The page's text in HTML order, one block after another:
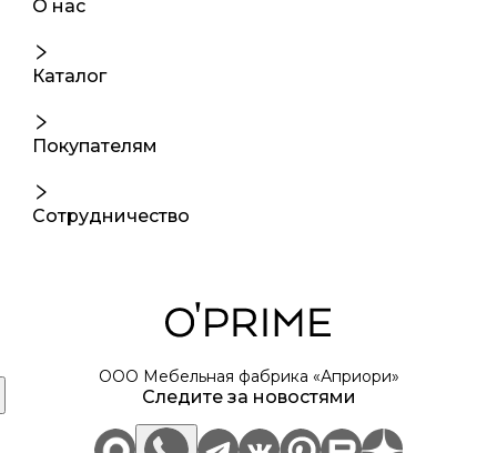
О нас
Каталог
Покупателям
Сотрудничество
ООО Мебельная фабрика «Априори»
Следите за новостями